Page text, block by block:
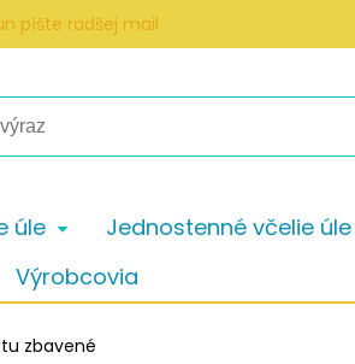
píšte radšej mail
úle Jednostenné včelie úle
Výrobcovia
zbavené